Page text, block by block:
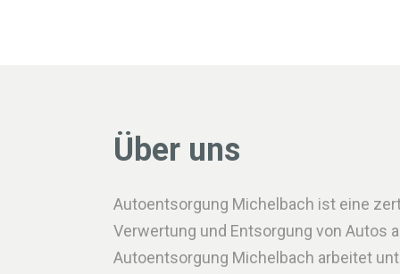
Über uns
Autoentsorgung Michelbach ist eine
Verwertung und Entsorgung von Autos
Autoentsorgung Michelbach arbeitet